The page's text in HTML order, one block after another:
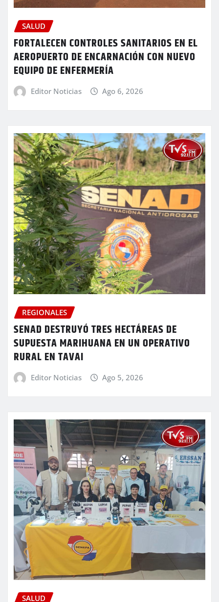
SALUD
FORTALECEN CONTROLES SANITARIOS EN EL
AEROPUERTO DE ENCARNACIÓN CON NUEVO
EQUIPO DE ENFERMERÍA
Editor Noticias Ago 6, 2026
REGIONALES
SENAD DESTRUYÓ TRES HECTÁREAS DE
SUPUESTA MARIHUANA EN UN OPERATIVO
RURAL EN TAVAI
Editor Noticias Ago 5, 2026
SALUD